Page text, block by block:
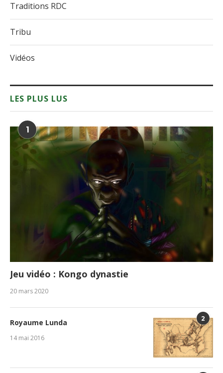
Traditions RDC
Tribu
Vidéos
LES PLUS LUS
1
Jeu vidéo : Kongo dynastie
20 mars 2020
2
Royaume Lunda
14 mai 2016